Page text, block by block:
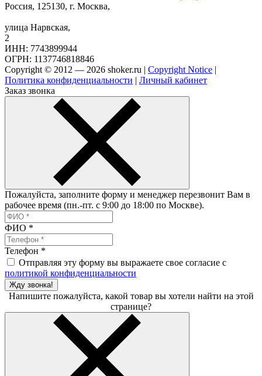
Россия, 125130, г. Москва,
улица Нарвская,
2
ИНН: 7743899944
ОГРН: 1137746818846
Copyright © 2012 — 2026 shoker.ru | Copyright Notice |
Политика конфиденциальности | Личный кабинет
Заказ звонка
Пожалуйста, заполните форму и менеджер перезвонит Вам в
рабочее время (пн.-пт. с 9:00 до 18:00 по Москве).
ФИО *
Телефон *
Отправляя эту форму вы выражаете свое согласие с
политикой конфиденциальности
Жду звонка!
Напишите пожалуйста, какой товар вы хотели найти на этой
странице?